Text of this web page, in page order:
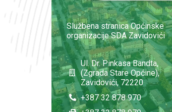
Službena stranica Općinske
organizacije SDA Zavidovići
Ul. Dr. Pinkasa Bandta,
(Zgrada Stare Općine),
Zavidovići, 72220
+387 32 878 970